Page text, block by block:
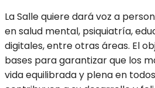
La Salle quiere dará voz a
en salud mental, psiquiatría,
digitales, entre otras áreas. El
bases para garantizar que los
vida equilibrada y plena en